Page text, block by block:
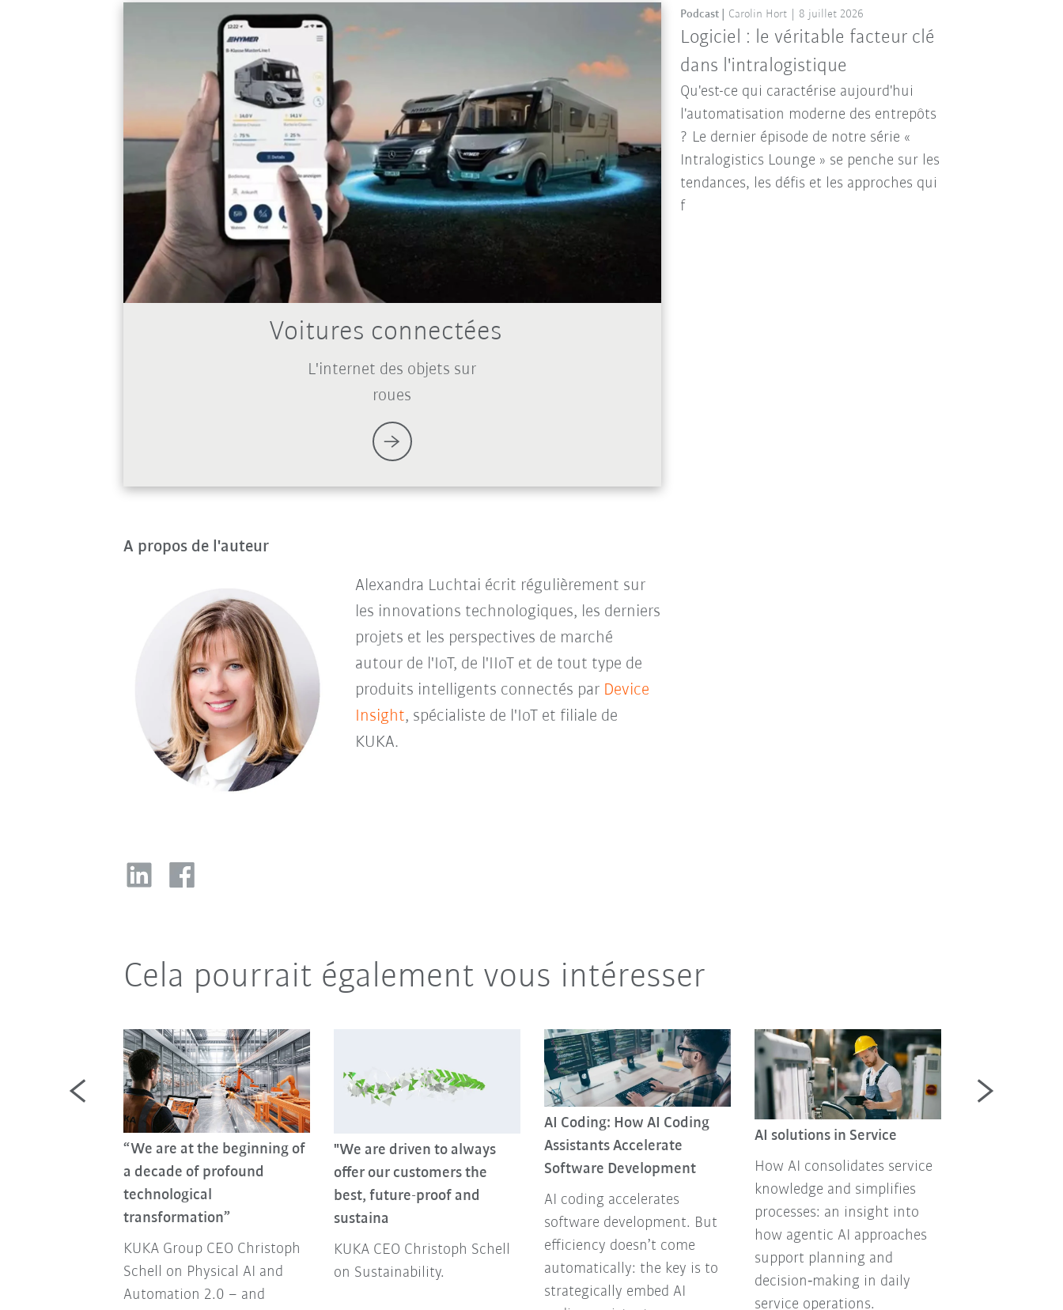
Voitures connectées
L'internet des objets sur
roues
A propos de l'auteur
Alexandra Luchtai écrit régulièrement sur
les innovations technologiques, les derniers
projets et les perspectives de marché
autour de l'IoT, de l'IIoT et de tout type de
produits intelligents connectés par Device
Insight, spécialiste de l'IoT et filiale de
KUKA.
Logiciel : le véritable facteur clé
dans l'intralogistique
Podcast Carolin Hort 8 juillet 2026
Qu'est-ce qui caractérise aujourd'hui
l'automatisation moderne des entrepôts
? Le dernier épisode de notre série «
Intralogistics Lounge » se penche sur les
tendances, les défis et les approches qui
f
Cela pourrait également vous intéresser
“We are at the beginning of
a decade of profound
technological
transformation”
KUKA Group CEO Christoph
Schell on Physical AI and
Automation 2.0 – and
"We are driven to always
offer our customers the
best, future-proof and
sustaina
KUKA CEO Christoph Schell
on Sustainability.
AI Coding: How AI Coding
Assistants Accelerate
Software Development
AI coding accelerates
software development. But
efficiency doesn’t come
automatically: the key is to
strategically embed AI
AI solutions in Service
How AI consolidates service
knowledge and simplifies
processes: an insight into
how agentic AI approaches
support planning and
decision‑making in daily
service operations.